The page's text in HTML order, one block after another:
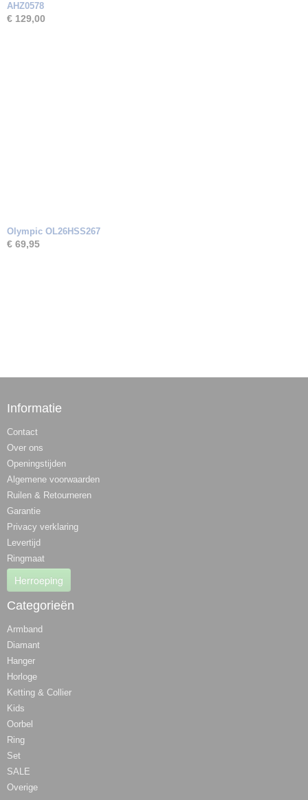
AHZ0578
€ 129,00
Olympic OL26HSS267
€ 69,95
Informatie
Contact
Over ons
Openingstijden
Algemene voorwaarden
Ruilen & Retourneren
Garantie
Privacy verklaring
Levertijd
Ringmaat
Herroeping
Categorieën
Armband
Diamant
Hanger
Horloge
Ketting & Collier
Kids
Oorbel
Ring
Set
SALE
Overige